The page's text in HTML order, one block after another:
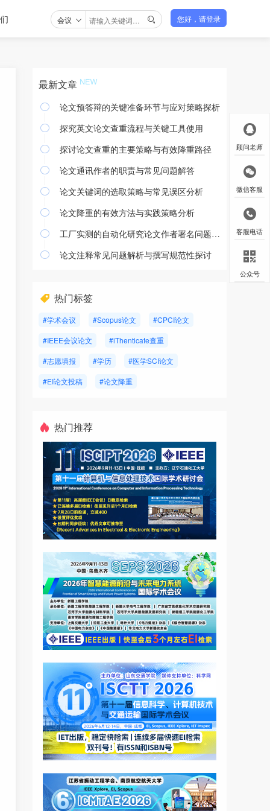
会议  您好，请登录
最新文章
 论文预答辩的关键准备环节与应对策略探析
 探究英文论文查重流程与关键工具使用
 探讨论文查重的主要策略与有效降重路径
 论文通讯作者的职责与常见问题解答
 论文关键词的选取策略与常见误区分析
 论文降重的有效方法与实践策略分析
 工厂实测的自动化研究论文作者署名问题探讨
 论文注释常见问题解析与撰写规范性探讨
热门标签
#学术会议 #Scopus论文
#CPCI论文
#IEEE会议论文
#iThenticate查重
#志愿填报
#学历
#医学SCI论文
#EI论文投稿
#论文降重
热门推荐
顾问老师
微信客服
客服电话
公众号